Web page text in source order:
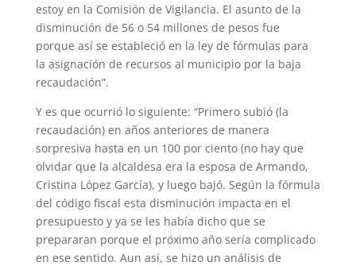
estoy en la Comisión de Vigilancia. El asunto de la
disminución de 56 o 54 millones de pesos fue
porque así se estableció en la ley de fórmulas para
la asignación de recursos al municipio por la baja
recaudación”.
Y es que ocurrió lo siguiente: “Primero subió (la
recaudación) en años anteriores de manera
sorpresiva hasta en un 100 por ciento (no hay que
olvidar que la alcaldesa era la esposa de Armando,
Cristina López García), y luego bajó. Según la fórmula
del código fiscal esta disminución impacta en el
presupuesto y ya se les había dicho que se
prepararan porque el próximo año sería complicado
en ese sentido. Aun así, se hizo un análisis de